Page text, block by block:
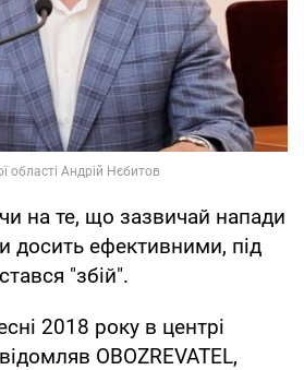
на те, що зазвичай напади
досить ефективними, під
"збій".
2018 року в центрі
OBOZREVATEL,